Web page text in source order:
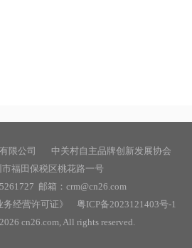
限公司 中关村自主品牌创新发展协会
福田保税区桃花路一号
邮箱：crm@cn26.com
务经营许可证》
粤ICP备2023121403号-1
cn26.com, All rights reserved.